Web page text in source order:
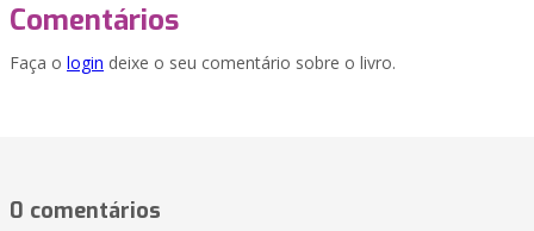
Comentários
Faça o login deixe o seu comentário sobre o livro.
0 comentários